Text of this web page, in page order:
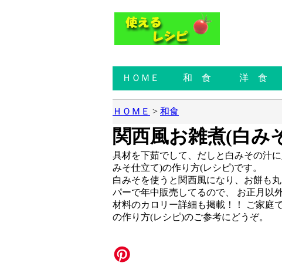
ＨＯＭＥ 和 食 洋 食
ＨＯＭＥ > 和食
関西風お雑煮(白み
具材を下茹でして、だしと白みその汁
みそ仕立て)の作り方(レシピ)です。
白みそを使うと関西風になり、お餅も
パーで年中販売してるので、 お正月以
材料のカロリー詳細も掲載！！ ご家庭
の作り方(レシピ)のご参考にどうぞ。